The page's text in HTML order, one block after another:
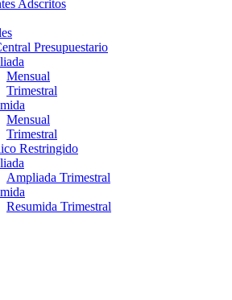
Adscritos
Presupuestario
Mensual
Trimestral
Mensual
Trimestral
Restringido
Ampliada Trimestral
Resumida Trimestral